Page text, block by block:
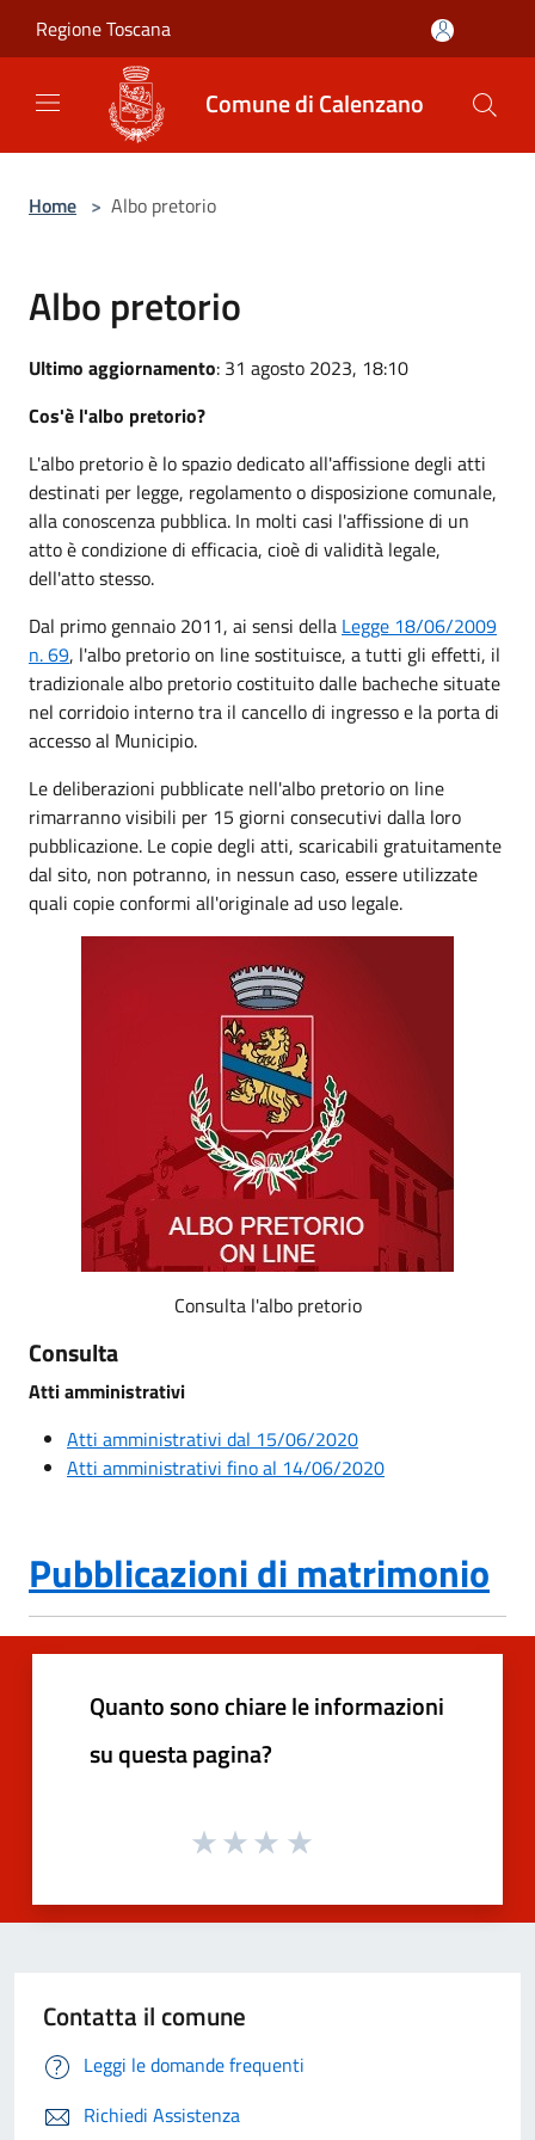
Regione Toscana
Comune di Calenzano
Home > Albo pretorio
Albo pretorio
Ultimo aggiornamento: 31 agosto 2023, 18:10
Cos'è l'albo pretorio?
L'albo pretorio è lo spazio dedicato all'affissione degli atti
destinati per legge, regolamento o disposizione comunale,
alla conoscenza pubblica. In molti casi l'affissione di un
atto è condizione di efficacia, cioè di validità legale,
dell'atto stesso.
Dal primo gennaio 2011, ai sensi della Legge 18/06/2009
n. 69, l'albo pretorio on line sostituisce, a tutti gli effetti, il
tradizionale albo pretorio costituito dalle bacheche situate
nel corridoio interno tra il cancello di ingresso e la porta di
accesso al Municipio.
Le deliberazioni pubblicate nell'albo pretorio on line
rimarranno visibili per 15 giorni consecutivi dalla loro
pubblicazione. Le copie degli atti, scaricabili gratuitamente
dal sito, non potranno, in nessun caso, essere utilizzate
quali copie conformi all'originale ad uso legale.
Consulta l'albo pretorio
Consulta
Atti amministrativi
Atti amministrativi dal 15/06/2020
Atti amministrativi fino al 14/06/2020
Pubblicazioni di matrimonio
Quanto sono chiare le informazioni
su questa pagina?
Contatta il comune
Leggi le domande frequenti
Richiedi Assistenza